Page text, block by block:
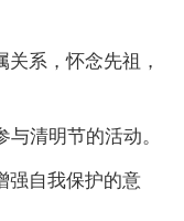
系，怀念先祖，
清明节的活动。
强自我保护的意